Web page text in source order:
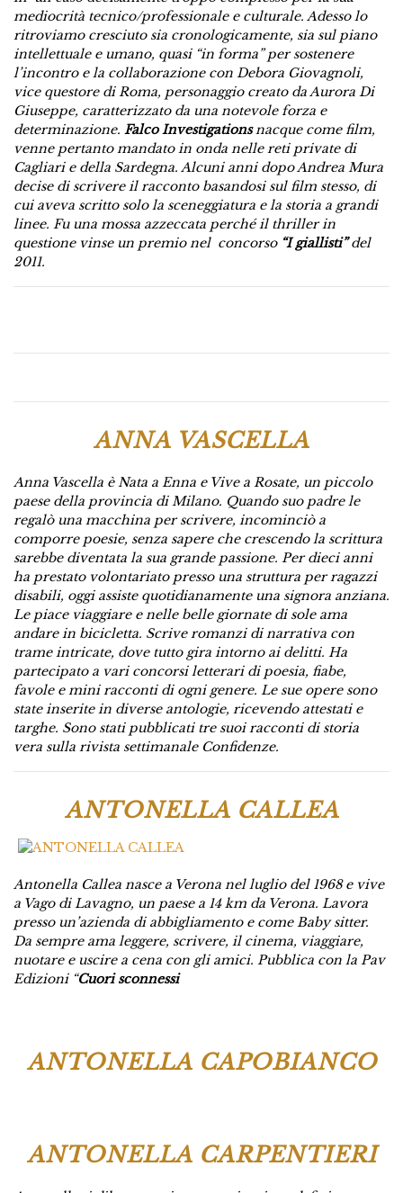
mediocrità tecnico/professionale e culturale. Adesso lo
ritroviamo cresciuto sia cronologicamente, sia sul piano
intellettuale e umano, quasi “in forma” per sostenere
l’incontro e la collaborazione con Debora Giovagnoli,
vice questore di Roma, personaggio creato da Aurora Di
Giuseppe, caratterizzato da una notevole forza e
determinazione. Falco Investigationsnacque come film,
venne pertanto mandato in onda nelle reti private di
Cagliari e della Sardegna. Alcuni anni dopo Andrea Mura
decise di scrivere il racconto basandosi sul film stesso, di
cui aveva scritto solo la sceneggiatura e la storia a grandi
linee. Fu una mossa azzeccata perché il thriller in
questione vinse un premio nel concorso “I giallisti”del
2011.
ANNA VASCELLA
Anna Vascella è Nata a Enna e Vive a Rosate, un piccolo
paese della provincia di Milano. Quando suo padre le
regalò una macchina per scrivere, incominciò a
comporre poesie, senza sapere che crescendo la scrittura
sarebbe diventata la sua grande passione. Per dieci anni
ha prestato volontariato presso una struttura per ragazzi
disabili, oggi assiste quotidianamente una signora anziana.
Le piace viaggiare e nelle belle giornate di sole ama
andare in bicicletta. Scrive romanzi di narrativa con
trame intricate, dove tutto gira intorno ai delitti. Ha
partecipato a vari concorsi letterari di poesia, fiabe,
favole e mini racconti di ogni genere. Le sue opere sono
state inserite in diverse antologie, ricevendo attestati e
targhe. Sono stati pubblicati tre suoi racconti di storia
vera sulla rivista settimanale Confidenze.
ANTONELLA CALLEA
Antonella Callea nasce a Verona nel luglio del 1968 e vive
a Vago di Lavagno, un paese a 14 km da Verona. Lavora
presso un’azienda di abbigliamento e come Baby sitter.
Da sempre ama leggere, scrivere, il cinema, viaggiare,
nuotare e uscire a cena con gli amici. Pubblica con la Pav
Edizioni “Cuori sconnessi
ANTONELLA CAPOBIANCO
ANTONELLA CARPENTIERI